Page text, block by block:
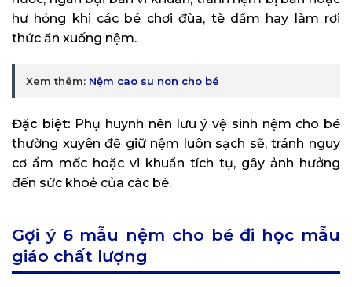
hư hỏng khi các bé chơi đùa, tè dầm hay làm rơi
thức ăn xuống nệm.
Xem thêm: Nệm cao su non cho bé
Đặc biệt: Phụ huynh nên lưu ý vệ sinh nệm cho bé
thường xuyên để giữ nệm luôn sạch sẽ, tránh nguy
cơ ẩm mốc hoặc vi khuẩn tích tụ, gây ảnh hưởng
đến sức khoẻ của các bé.
Gợi ý 6 mẫu nệm cho bé đi học mẫu
giáo chất lượng